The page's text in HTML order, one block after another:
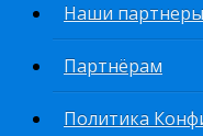
Наши партнеры
Партнёрам
Политика